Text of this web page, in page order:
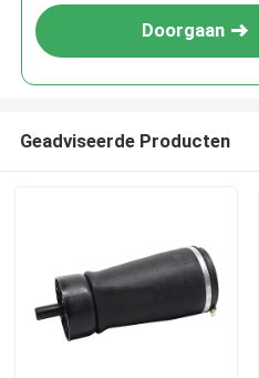
Doorgaan
Geadviseerde Producten